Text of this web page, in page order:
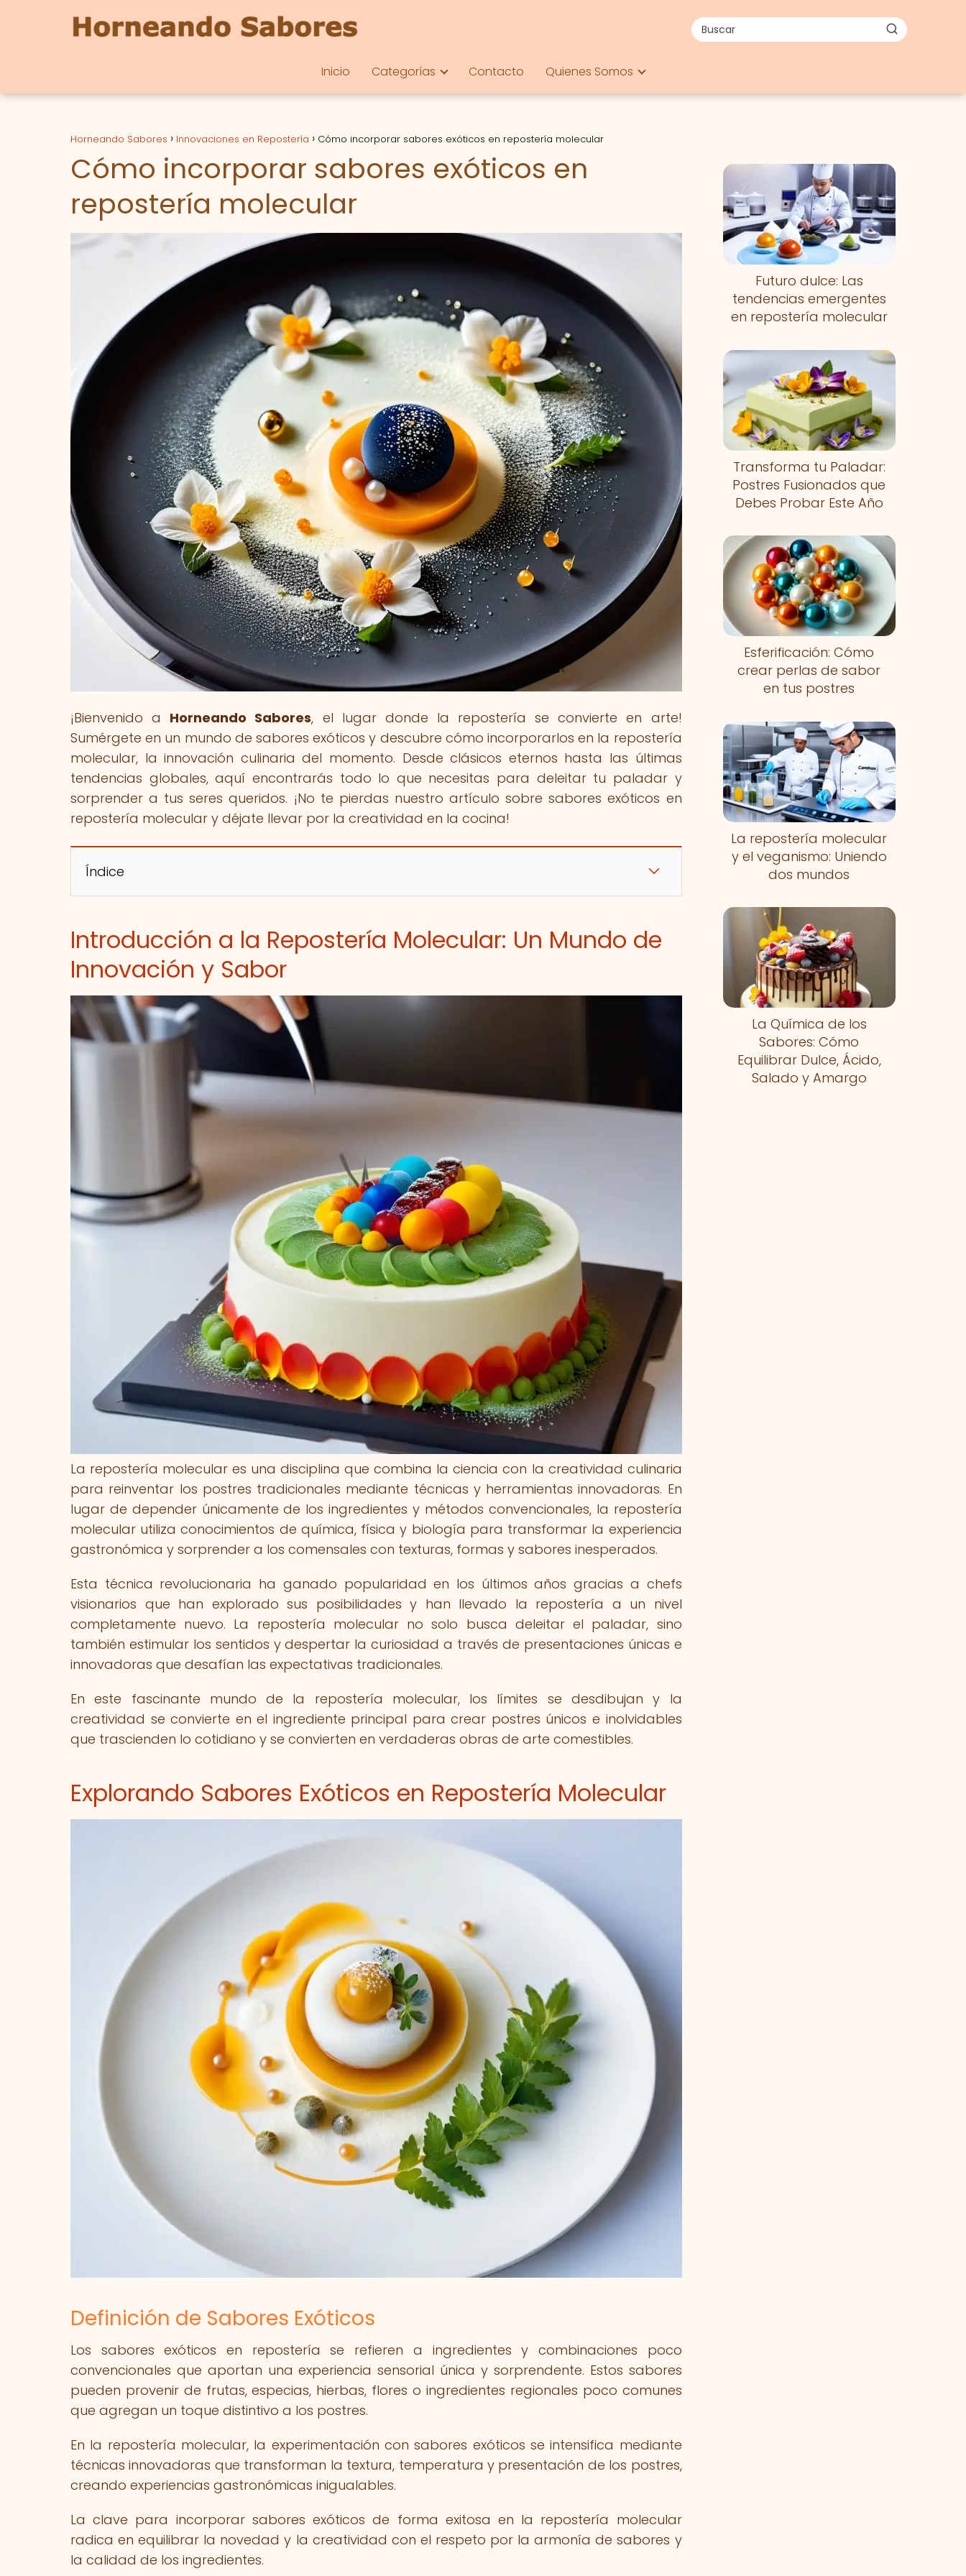
Inicio Categorías Contacto Quienes Somos
Horneando Sabores Innovaciones en Repostería Cómo incorporar sabores exóticos en repostería molecular
Cómo incorporar sabores exóticos en
repostería molecular
¡Bienvenido a Horneando Sabores, el lugar donde la repostería se convierte en arte!
Sumérgete en un mundo de sabores exóticos y descubre cómo incorporarlos en la repostería
molecular, la innovación culinaria del momento. Desde clásicos eternos hasta las últimas
tendencias globales, aquí encontrarás todo lo que necesitas para deleitar tu paladar y
sorprender a tus seres queridos. ¡No te pierdas nuestro artículo sobre sabores exóticos en
repostería molecular y déjate llevar por la creatividad en la cocina!
Índice
Introducción a la Repostería Molecular: Un Mundo de
Innovación y Sabor
La repostería molecular es una disciplina que combina la ciencia con la creatividad culinaria
para reinventar los postres tradicionales mediante técnicas y herramientas innovadoras. En
lugar de depender únicamente de los ingredientes y métodos convencionales, la repostería
molecular utiliza conocimientos de química, física y biología para transformar la experiencia
gastronómica y sorprender a los comensales con texturas, formas y sabores inesperados.
Esta técnica revolucionaria ha ganado popularidad en los últimos años gracias a chefs
visionarios que han explorado sus posibilidades y han llevado la repostería a un nivel
completamente nuevo. La repostería molecular no solo busca deleitar el paladar, sino
también estimular los sentidos y despertar la curiosidad a través de presentaciones únicas e
innovadoras que desafían las expectativas tradicionales.
En este fascinante mundo de la repostería molecular, los límites se desdibujan y la
creatividad se convierte en el ingrediente principal para crear postres únicos e inolvidables
que trascienden lo cotidiano y se convierten en verdaderas obras de arte comestibles.
Explorando Sabores Exóticos en Repostería Molecular
Definición de Sabores Exóticos
Los sabores exóticos en repostería se refieren a ingredientes y combinaciones poco
convencionales que aportan una experiencia sensorial única y sorprendente. Estos sabores
pueden provenir de frutas, especias, hierbas, flores o ingredientes regionales poco comunes
que agregan un toque distintivo a los postres.
En la repostería molecular, la experimentación con sabores exóticos se intensifica mediante
técnicas innovadoras que transforman la textura, temperatura y presentación de los postres,
creando experiencias gastronómicas inigualables.
La clave para incorporar sabores exóticos de forma exitosa en la repostería molecular
radica en equilibrar la novedad y la creatividad con el respeto por la armonía de sabores y
la calidad de los ingredientes.
Futuro dulce: Las
tendencias emergentes
en repostería molecular
Transforma tu Paladar:
Postres Fusionados que
Debes Probar Este Año
Esferificación: Cómo
crear perlas de sabor
en tus postres
La repostería molecular
y el veganismo: Uniendo
dos mundos
La Química de los
Sabores: Cómo
Equilibrar Dulce, Ácido,
Salado y Amargo